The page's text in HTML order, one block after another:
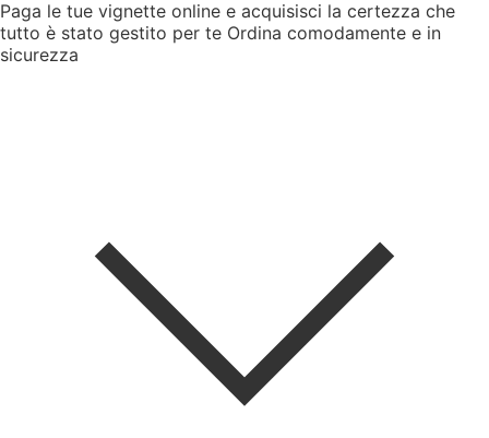
Paga le tue vignette online e acquisisci la certezza che
tutto è stato gestito per te Ordina comodamente e in
sicurezza